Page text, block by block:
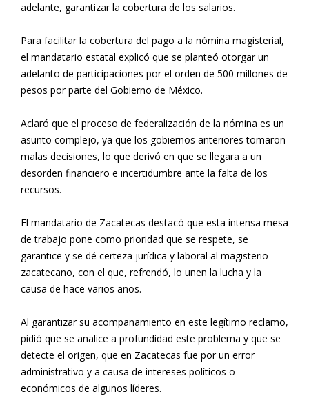
adelante, garantizar la cobertura de los salarios.
Para facilitar la cobertura del pago a la nómina magisterial,
el mandatario estatal explicó que se planteó otorgar un
adelanto de participaciones por el orden de 500 millones de
pesos por parte del Gobierno de México.
Aclaró que el proceso de federalización de la nómina es un
asunto complejo, ya que los gobiernos anteriores tomaron
malas decisiones, lo que derivó en que se llegara a un
desorden financiero e incertidumbre ante la falta de los
recursos.
El mandatario de Zacatecas destacó que esta intensa mesa
de trabajo pone como prioridad que se respete, se
garantice y se dé certeza jurídica y laboral al magisterio
zacatecano, con el que, refrendó, lo unen la lucha y la
causa de hace varios años.
Al garantizar su acompañamiento en este legítimo reclamo,
pidió que se analice a profundidad este problema y que se
detecte el origen, que en Zacatecas fue por un error
administrativo y a causa de intereses políticos o
económicos de algunos líderes.